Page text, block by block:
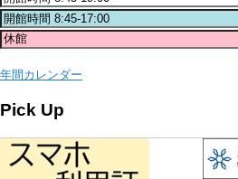
年間カレンダー
Pick Up